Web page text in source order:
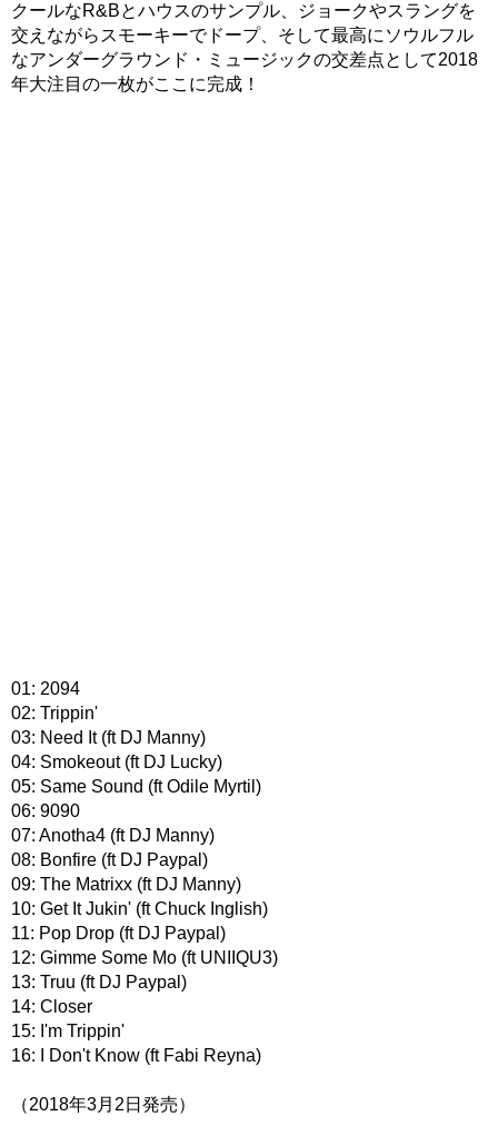
クールなR&Bとハウスのサンプル、ジョークやスラングを
交えながらスモーキーでドープ、そして最高にソウルフル
なアンダーグラウンド・ミュージックの交差点として2018
年大注目の一枚がここに完成！
01: 2094
02: Trippin'
03: Need It (ft DJ Manny)
04: Smokeout (ft DJ Lucky)
05: Same Sound (ft Odile Myrtil)
06: 9090
07: Anotha4 (ft DJ Manny)
08: Bonfire (ft DJ Paypal)
09: The Matrixx (ft DJ Manny)
10: Get It Jukin' (ft Chuck Inglish)
11: Pop Drop (ft DJ Paypal)
12: Gimme Some Mo (ft UNIIQU3)
13: Truu (ft DJ Paypal)
14: Closer
15: I'm Trippin'
16: I Don't Know (ft Fabi Reyna)
（2018年3月2日発売）